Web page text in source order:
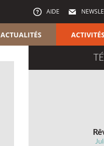
AIDE
ACTUALITÉS ACTIVITÉS